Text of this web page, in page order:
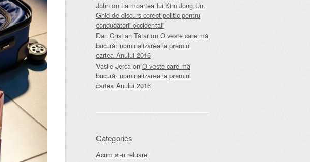
John on La moartea lui Kim Jong Un.
Ghid de discurs corect politic pentru
conducătorii occidentali
Dan Cristian Tătar on O veste care mă
bucură: nominalizarea la premiul
cartea Anului 2016
Vasile Jerca on O veste care mă
bucură: nominalizarea la premiul
cartea Anului 2016
Categories
Acum și-n reluare